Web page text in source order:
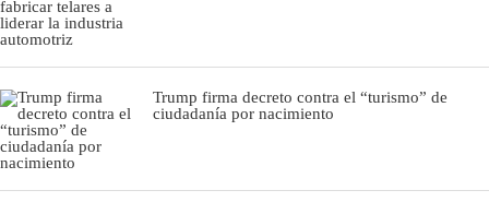
Trump firma decreto contra el “turismo” de
ciudadanía por nacimiento